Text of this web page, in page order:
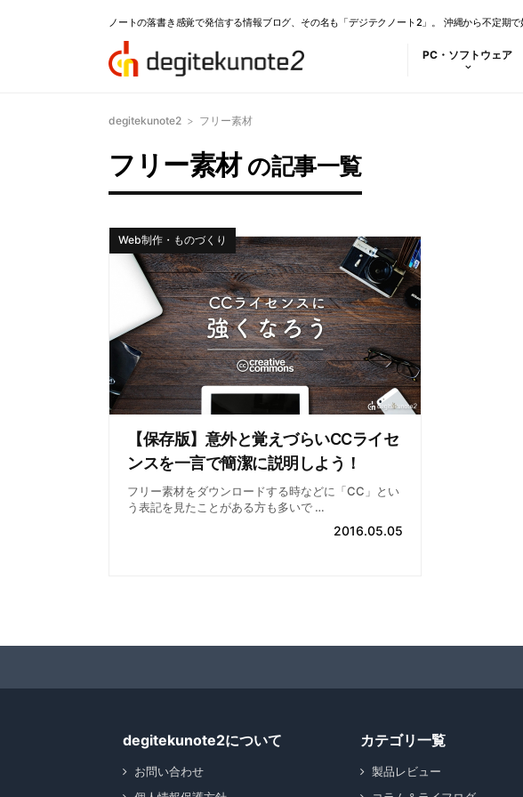
ノートの落書き感覚で発信する情報ブログ、その名も「デジテクノート2」。 沖縄から不定期で
PC・ソフトウェア
degitekunote2 > フリー素材
フリー素材の記事一覧
【保存版】意外と覚えづらいCCライセ
ンスを一言で簡潔に説明しよう！
フリー素材をダウンロードする時などに「CC」とい
う表記を見たことがある方も多いで …
Web制作・ものづくり
2016.05.05
degitekunote2について
お問い合わせ
カテゴリ一覧
製品レビュー